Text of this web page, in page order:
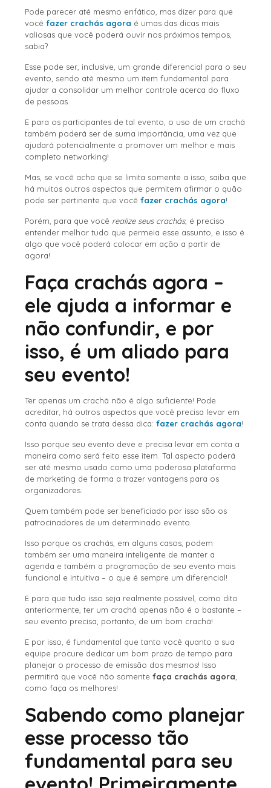
Pode parecer até mesmo enfático, mas dizer para que
você fazer crachás agora é umas das dicas mais
valiosas que você poderá ouvir nos próximos tempos,
sabia?
Esse pode ser, inclusive, um grande diferencial para o seu
evento, sendo até mesmo um item fundamental para
ajudar a consolidar um melhor controle acerca do fluxo
de pessoas.
E para os participantes de tal evento, o uso de um crachá
também poderá ser de suma importância, uma vez que
ajudará potencialmente a promover um melhor e mais
completo networking!
Mas, se você acha que se limita somente a isso, saiba que
há muitos outros aspectos que permitem afirmar o quão
pode ser pertinente que você fazer crachás agora!
Porém, para que você realize seus crachás, é preciso
entender melhor tudo que permeia esse assunto, e isso é
algo que você poderá colocar em ação a partir de
agora!
Faça crachás agora –
ele ajuda a informar e
não confundir, e por
isso, é um aliado para
seu evento!
Ter apenas um crachá não é algo suficiente! Pode
acreditar, há outros aspectos que você precisa levar em
conta quando se trata dessa dica: fazer crachás agora!
Isso porque seu evento deve e precisa levar em conta a
maneira como será feito esse item. Tal aspecto poderá
ser até mesmo usado como uma poderosa plataforma
de marketing de forma a trazer vantagens para os
organizadores.
Quem também pode ser beneficiado por isso são os
patrocinadores de um determinado evento.
Isso porque os crachás, em alguns casos, podem
também ser uma maneira inteligente de manter a
agenda e também a programação de seu evento mais
funcional e intuitiva – o que é sempre um diferencial!
E para que tudo isso seja realmente possível, como dito
anteriormente, ter um crachá apenas não é o bastante –
seu evento precisa, portanto, de um bom crachá!
E por isso, é fundamental que tanto você quanto a sua
equipe procure dedicar um bom prazo de tempo para
planejar o processo de emissão dos mesmos! Isso
permitirá que você não somente faça crachás agora
como faça os melhores!
Sabendo como planejar
esse processo tão
fundamental para seu